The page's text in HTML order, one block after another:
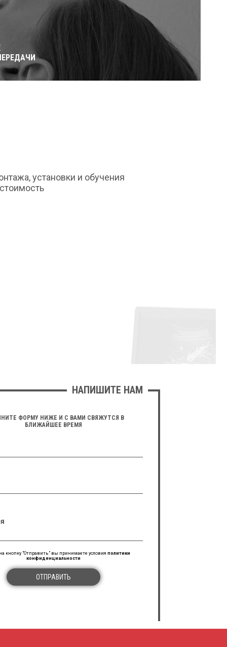
установки и обучения
НАПИШИТЕ НАМ
ФОРМУ НИЖЕ И С ВАМИ СВЯЖУТСЯ В
БЛИЖАЙШЕЕ ВРЕМЯ
кнопку "Отправить" вы принимаете условия политики
конфиденциальности
ОТПРАВИТЬ